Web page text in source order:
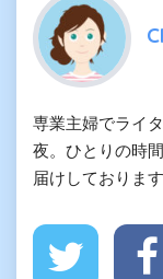
専業主婦でライ
夜。ひとりの時
届けしております